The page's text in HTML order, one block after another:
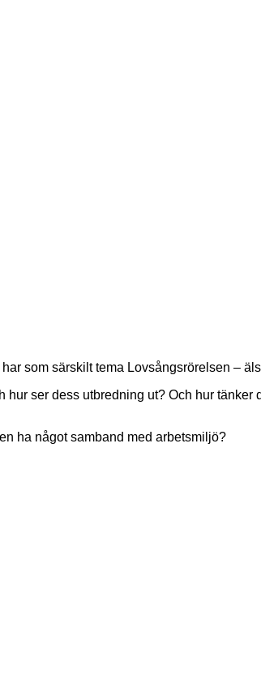
som särskilt tema Lovsångsrörelsen –
ser dess utbredning ut? Och hur
ha något samband med arbetsmiljö?